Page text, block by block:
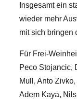
Insgesamt ein
wieder mehr
mit sich bringen
Für Frei-
Peco Stojancic,
Mull, Anto
Adem Kaya,